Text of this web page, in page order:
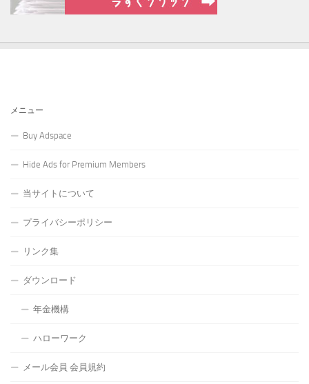
メニュー
Buy Adspace
Hide Ads for Premium Members
当サイトについて
プライバシーポリシー
リンク集
ダウンロード
年金機構
ハローワーク
メール会員 会員規約